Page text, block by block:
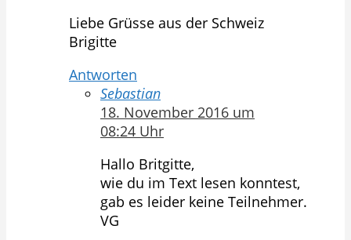
Liebe Grüsse aus der Schweiz
Brigitte
Antworten
Sebastian
18. November 2016 um
08:24 Uhr
Hallo Britgitte,
wie du im Text lesen konntest,
gab es leider keine Teilnehmer.
VG